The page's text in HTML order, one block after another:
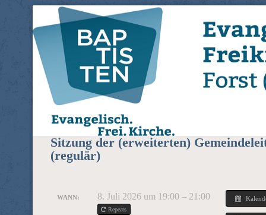
Evangelisch-Freikirchliche
(Lausitz)
EFG Forst (Lausitz)
Sitzung der (erweiterten)
(regulär)
WANN: 8. Juli 2026 um 19:00 – 21:00
Repeats